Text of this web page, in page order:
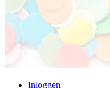
Inloggen